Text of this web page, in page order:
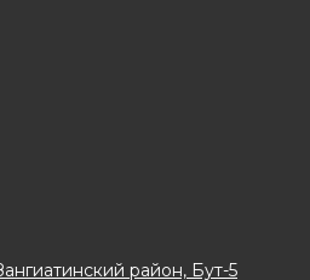
район, Бут-5